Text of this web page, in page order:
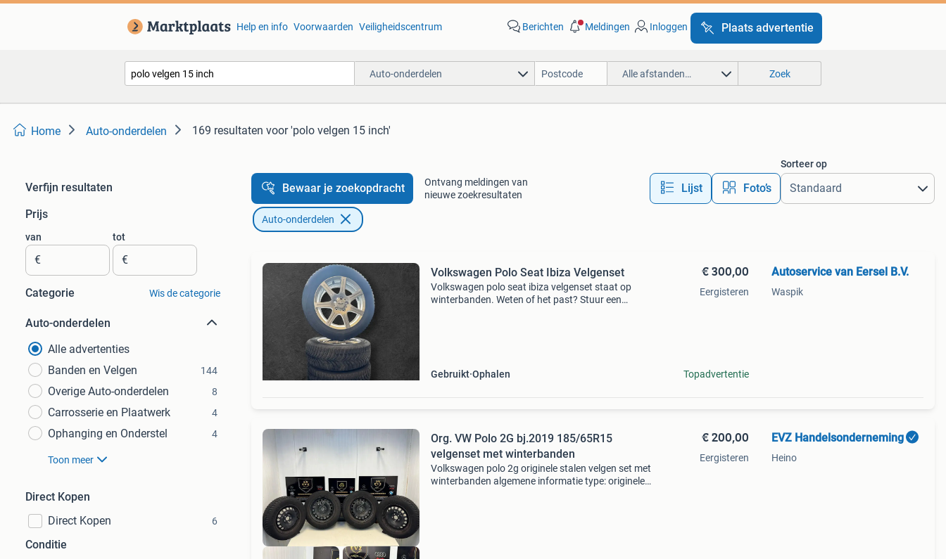
Help en info Voorwaarden Veiligheidscentrum Berichten Meldingen Inloggen Plaats advertentie
Auto-onderdelen Alle afstanden… Zoek
Home Auto-onderdelen 169 resultaten voor 'polo velgen 15 inch'
Verfijn resultaten
Prijs
van
€
tot
€
Categorie Wis de categorie
Auto-onderdelen
Alle advertenties
Banden en Velgen
144
Overige Auto-onderdelen 8
Carrosserie en Plaatwerk 4
Ophanging en Onderstel 4
Toon meer
Direct Kopen
Direct Kopen
6
Conditie
Bewaar je zoekopdracht
Ontvang meldingen van
nieuwe zoekresultaten
Lijst Foto’s
Sorteer op
Auto-onderdelen
Volkswagen Polo Seat Ibiza Velgenset
Volkswagen polo seat ibiza velgenset staat op
winterbanden. Weten of het past? Stuur een
Gebruikt Ophalen
€ 300,00
Eergisteren
Topadvertentie
Autoservice van Eersel B.V.
Waspik
Org. VW Polo 2G bj.2019 185/65R15
velgenset met winterbanden
Volkswagen polo 2g originele stalen velgen set met
winterbanden algemene informatie type: originele
€ 200,00
Eergisteren
EVZ Handelsonderneming
Heino